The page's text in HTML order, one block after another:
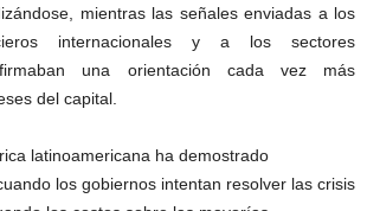
mientras las señales enviadas a los
internacionales y a los sectores
una orientación cada vez más
del capital.
latinoamericana ha demostrado
los gobiernos intentan resolver las crisis